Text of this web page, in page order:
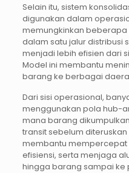
Selain itu, sistem
digunakan dalam
memungkinkan
dalam satu jalur distribusi
menjadi lebih efisien dari
Model ini membantu
barang ke berbagai
Dari sisi operasional,
menggunakan pola hub-
mana barang
transit sebelum
membantu mempercepat
efisiensi, serta menjaga
hingga barang sampai ke